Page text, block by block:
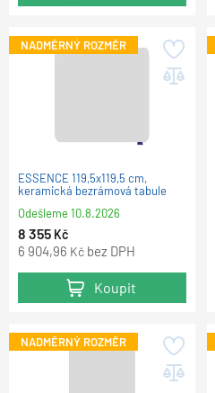
NADMĚRNÝ ROZMĚR
ESSENCE 119,5x119,5 cm,
keramická bezrámová tabule
Odešleme10.8.2026
8 355 Kč
6 904,96 Kč bez DPH
Koupit
NADMĚRNÝ ROZMĚR